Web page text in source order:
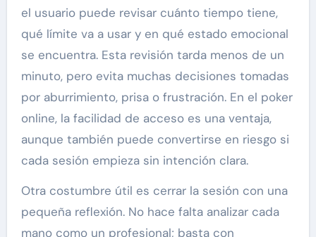
el usuario puede revisar cuánto tiempo tiene,
qué límite va a usar y en qué estado emocional
se encuentra. Esta revisión tarda menos de un
minuto, pero evita muchas decisiones tomadas
por aburrimiento, prisa o frustración. En el poker
online, la facilidad de acceso es una ventaja,
aunque también puede convertirse en riesgo si
cada sesión empieza sin intención clara.
Otra costumbre útil es cerrar la sesión con una
pequeña reflexión. No hace falta analizar cada
mano como un profesional; basta con